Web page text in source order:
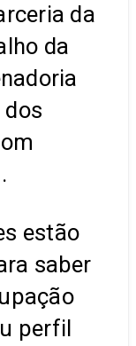
da
da
dos
estão
saber
perfil